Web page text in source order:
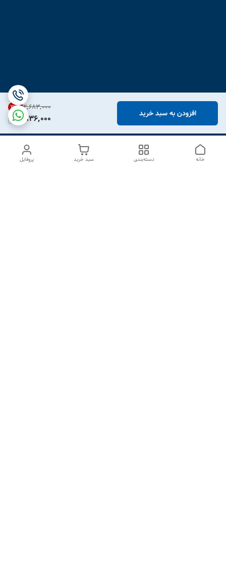
۲٬۶۸۳٬۰۰۰ 31%
1,836,000 افزودن به سبد خرید
پروفایل سبد خرید دسته‌بندی خانه